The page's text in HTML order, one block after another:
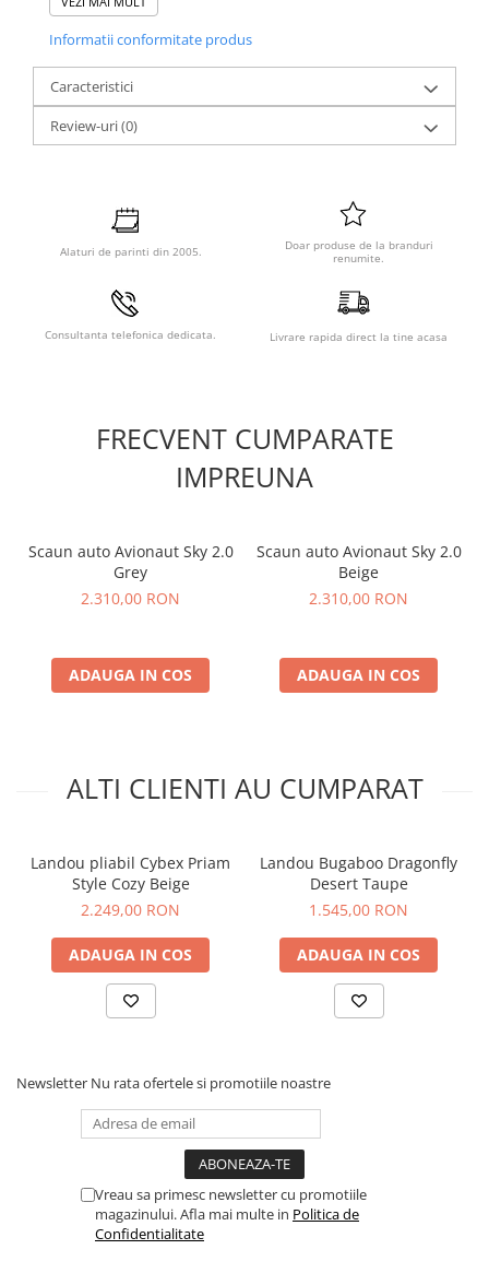
Informatii conformitate produs
Caracteristici
Review-uri(0)
Alaturi de parinti din 2005.
Doar produse de la branduri
renumite.
Consultanta telefonica dedicata. Livrare rapida direct la tine acasa
FRECVENT CUMPARATE
IMPREUNA
Scaun auto Avionaut Sky 2.0
Grey
2.310,00 RON
ADAUGA IN COS
Scaun auto Avionaut Sky 2.0
Beige
2.310,00 RON
ADAUGA IN COS
ALTI CLIENTI AU CUMPARAT
Landou pliabil Cybex Priam
Style Cozy Beige
2.249,00 RON
ADAUGA IN COS
Landou Bugaboo Dragonfly
Desert Taupe
1.545,00 RON
ADAUGA IN COS
Newsletter Nu rata ofertele si promotiile noastre
Vreau sa primesc newsletter cu promotiile
magazinului. Afla mai multe in Politica de
Confidentialitate